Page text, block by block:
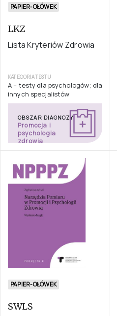
PAPIER-OŁÓWEK
LKZ
Lista Kryteriów Zdrowia
KATEGORIA TESTU
A – testy dla psychologów; dla
innych specjalistów
OBSZAR DIAGNOZY
Promocja i
psychologia
zdrowia
PAPIER-OŁÓWEK
SWLS